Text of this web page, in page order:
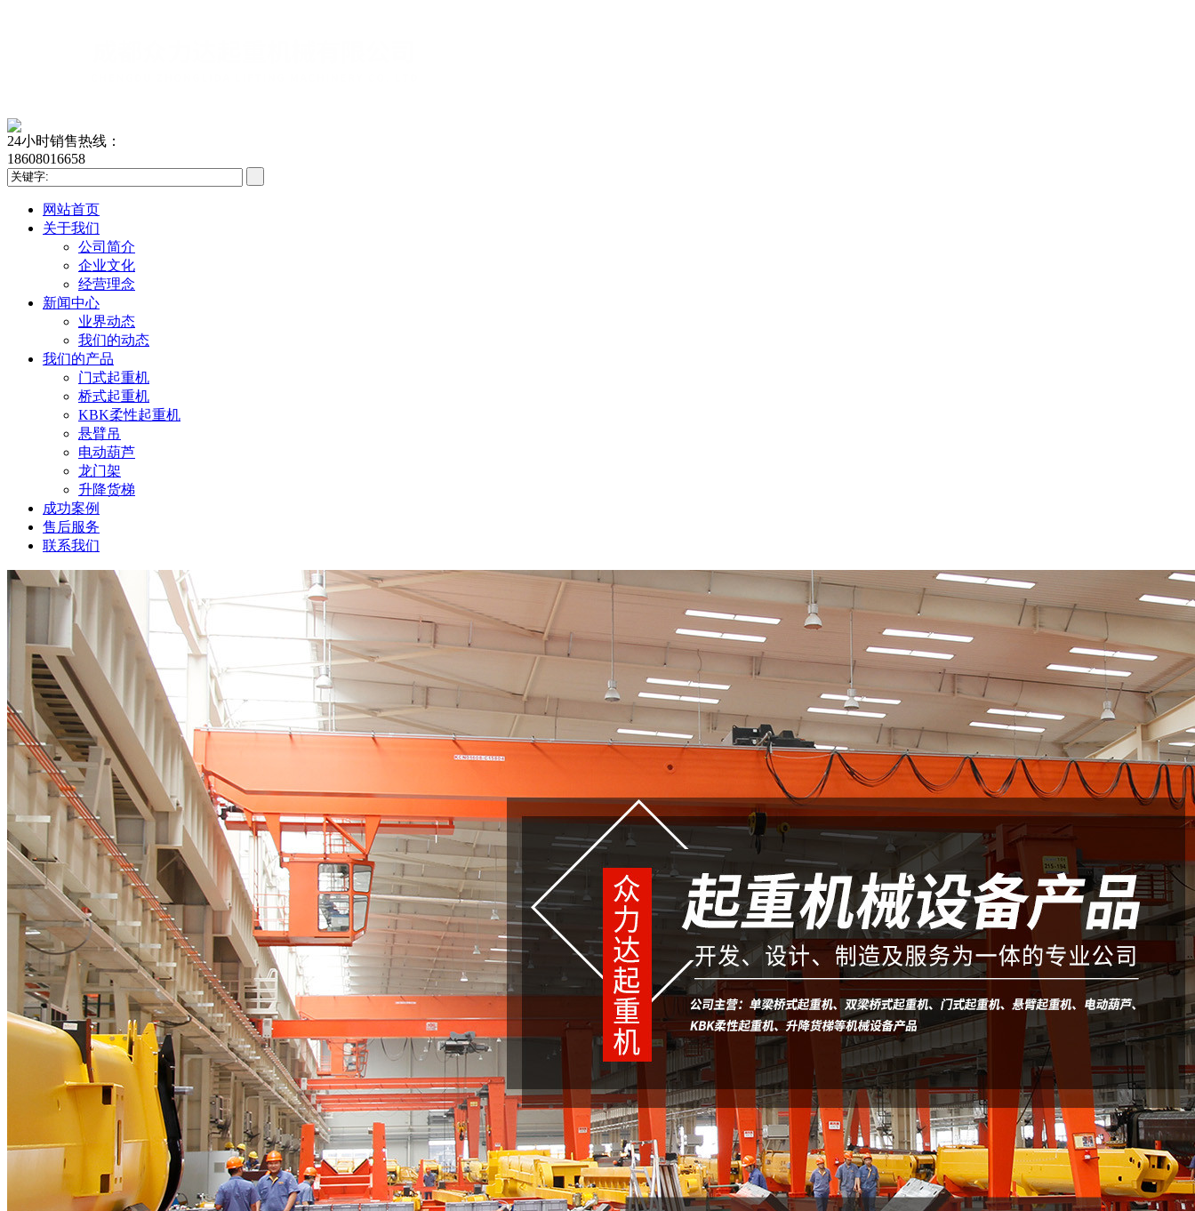
24小时销售热线：
18608016658
网站首页
关于我们
公司简介
企业文化
经营理念
新闻中心
业界动态
我们的动态
我们的产品
门式起重机
桥式起重机
KBK柔性起重机
悬臂吊
电动葫芦
龙门架
升降货梯
成功案例
售后服务
联系我们